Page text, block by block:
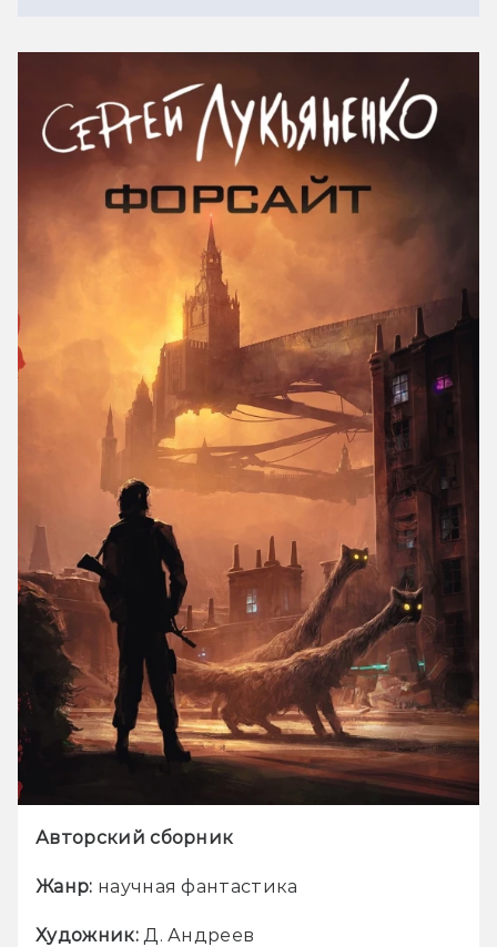
Авторский сборник
Жанр: научная фантастика
Художник: Д. Андреев